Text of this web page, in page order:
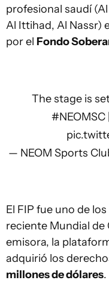
profesional saudí
Al Ittihad, Al Nassr)
por el Fondo
The stage is
#NEOMSC|
— NEOM Sports
El FIP fue uno de
reciente Mundial de
emisora, la
adquirió los
millones de dólares.